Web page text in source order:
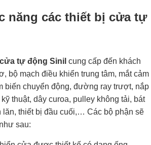
năng các thiết bị cửa tự
cửa tự động Sinil cung cấp đến khách
bộ mạch điều khiển trung tâm, mắt cảm
biến chuyển động, đường ray trượt, nắp
thuật, dây curoa, pulley không tải, bát
lăn, thiết bị đầu cuối,… Các bộ phận sẽ
sau: